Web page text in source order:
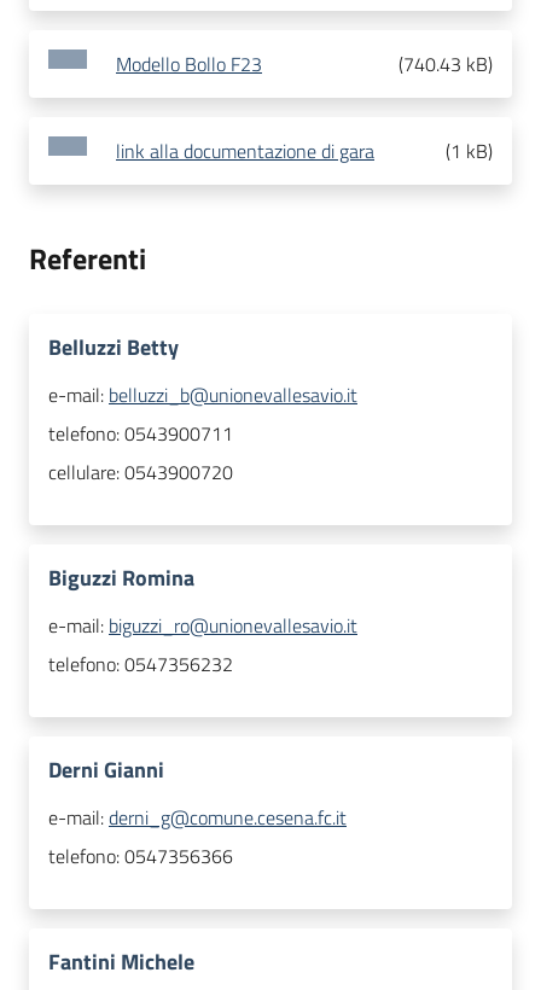
Modello Bollo F23 (740.43 kB)
link alla documentazione di gara (1 kB)
Referenti
Belluzzi Betty
e-mail: belluzzi_b@unionevallesavio.it
telefono:0543900711
cellulare:0543900720
Biguzzi Romina
e-mail: biguzzi_ro@unionevallesavio.it
telefono:0547356232
Derni Gianni
e-mail:derni_g@comune.cesena.fc.it
telefono:0547356366
Fantini Michele